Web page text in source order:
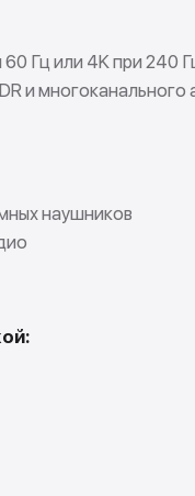
Гц или 4K при 240
и многоканального
наушников